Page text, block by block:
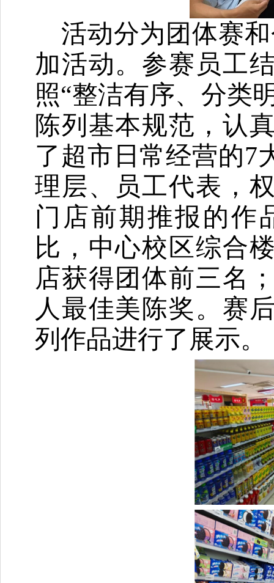
活动分为团体赛
加活动。参赛员工
照“整洁有序、分类
陈列基本规范，认
了超市日常经营的7
理层、
员工代表，
门店前期推报的作
比，中心校区综合
店获得团体前三名
人最佳美陈奖。赛
列作品进行了展示。